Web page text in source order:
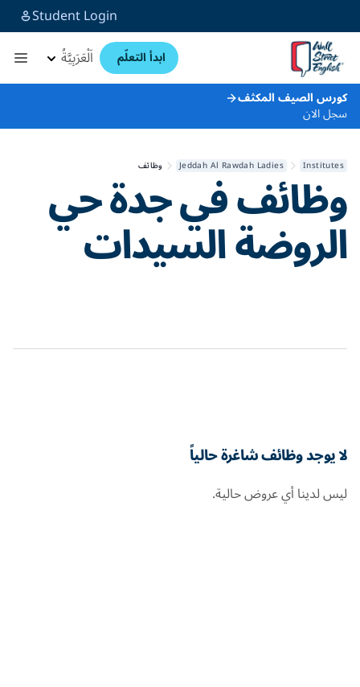
Student Login
ابدأ التعلّم اَلْعَرَبِيَّةُ
كورس الصيف المكثف
سجل الان
Institutes
Jeddah Al Rawdah Ladies وظائف وظائف فيجدة حي
الروضة السيدات
لا يوجد وظائف شاغرة حالياً
ليس لدينا أي عروض حالية.